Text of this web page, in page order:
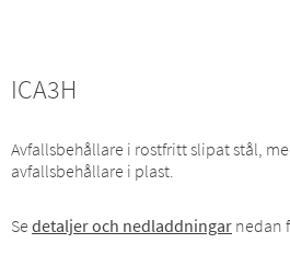
ICA3H
Avfallsbehållare i rostfritt slipat stål,
avfallsbehållare i plast.
Se detaljer och nedladdningar nedan